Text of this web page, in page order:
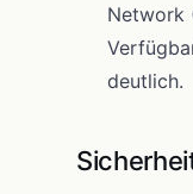
Network
deutlich.